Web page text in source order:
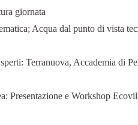
giornata
Acqua dal punto di vista
Terranuova, Accademia di
Presentazione e Workshop